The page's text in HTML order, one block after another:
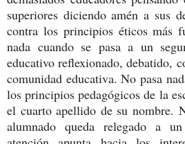
superiores diciendo amén a sus
contra los principios éticos más
nada cuando se pasa a un
educativo reflexionado, debatido,
comunidad educativa. No pasa
los principios pedagógicos de la
el cuarto apellido de su nombre.
alumnado queda relegado a